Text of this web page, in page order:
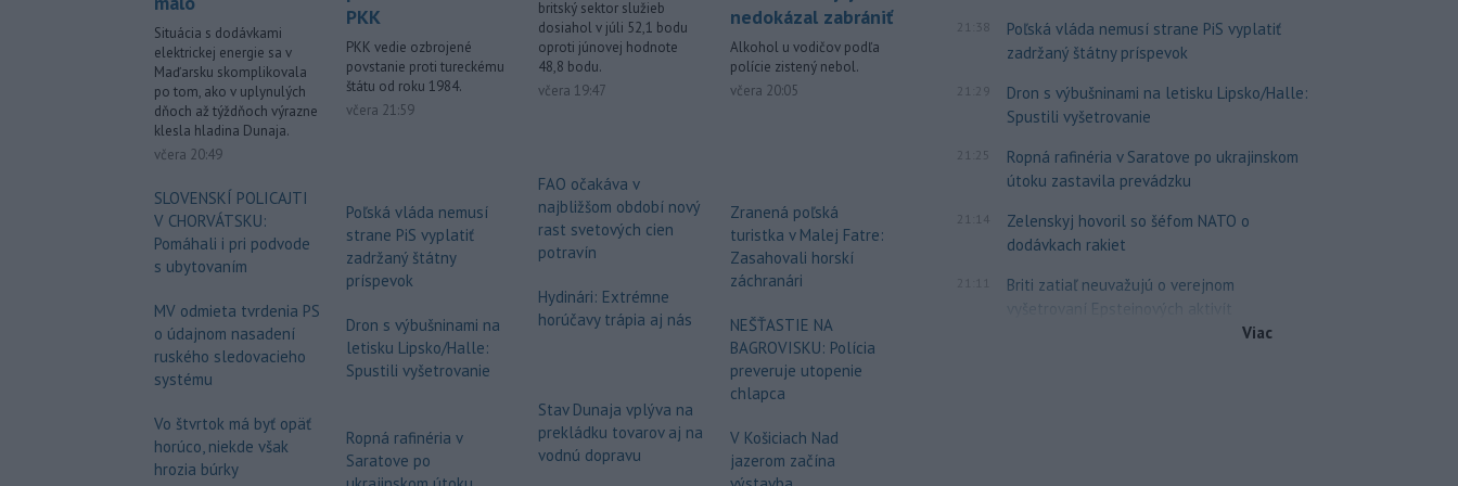
- Starosta španielskeho
mesta Ceuta Juan Jesús Vivas v
stredupožiadal vládu v Madride o
15:24
prekročili 40 stupňov Celzia na
viacerýchmiestach Slovenska.
Situácia s dodávkami
elektrickej energie sa v
Maďarsku skomplikovala
po tom, ako v uplynulých
dňoch až týždňoch výrazne
klesla hladina Dunaja.
včera 20:49
SLOVENSKÍ POLICAJTI
V CHORVÁTSKU:
Pomáhali i pri podvode
s ubytovaním
MV odmieta tvrdenia PS
o údajnom nasadení
ruského sledovacieho
systému
Vo štvrtok má byť opäť
horúco, niekde však
hrozia búrky
PKK
PKK vedie ozbrojené
povstanie proti tureckému
štátu od roku 1984.
včera 21:59
Poľská vláda nemusí
strane PiS vyplatiť
zadržaný štátny
príspevok
Dron s výbušninami na
letisku Lipsko/Halle:
Spustili vyšetrovanie
Ropná rafinéria v
Saratove po
britský sektor služieb
dosiahol v júli 52,1 bodu
oproti júnovej hodnote
48,8 bodu.
včera 19:47
FAO očakáva v
najbližšom období nový
rast svetových cien
potravín
Hydinári: Extrémne
horúčavy trápia aj nás
Stav Dunaja vplýva na
prekládku tovarov aj na
vodnú dopravu
nedokázal zabrániť
Alkohol u vodičov podľa
polície zistený nebol.
včera 20:05
Zranená poľská
turistka v Malej Fatre:
Zasahovali horskí
záchranári
NEŠŤASTIE NA
BAGROVISKU: Polícia
preveruje utopenie
chlapca
V Košiciach Nad
jazerom začína
21:38
Poľská vláda nemusí strane PiS vyplatiť
zadržaný štátny príspevok
21:29
Dron s výbušninami na letisku Lipsko/Halle:
Spustili vyšetrovanie
21:25
Ropná rafinéria v Saratove po ukrajinskom
útoku zastavila prevádzku
21:14
Zelenskyj hovoril so šéfom NATO o
dodávkach rakiet
Briti zatiaľ neuvažujú o verejnom
vyšetrovaní Epsteinových aktivít
Viac